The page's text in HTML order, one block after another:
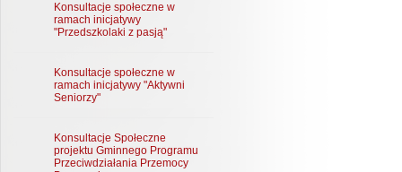
Konsultacje społeczne w
ramach inicjatywy
"Przedszkolaki z pasją"
Konsultacje społeczne w
ramach inicjatywy "Aktywni
Seniorzy"
Konsultacje Społeczne
projektu Gminnego Programu
Przeciwdziałania Przemocy